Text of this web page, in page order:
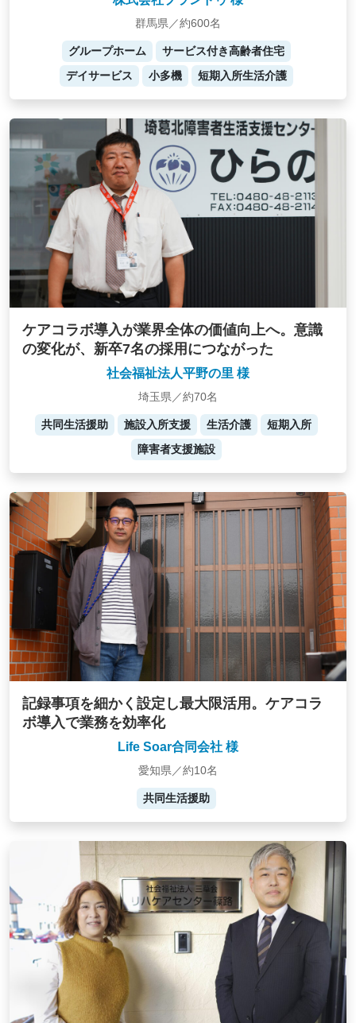
群馬県／約600名
グループホーム
サービス付き高齢者住宅
デイサービス
小多機 短期入所生活介護
ケアコラボ導入が業界全体の価値向上へ。意識
の変化が、新卒7名の採用につながった
社会福祉法人平野の里 様
埼玉県／約70名
共同生活援助 施設入所支援 生活介護
短期入所
障害者支援施設
記録事項を細かく設定し最大限活用。ケアコラ
ボ導入で業務を効率化
Life Soar合同会社 様
愛知県／約10名
共同生活援助